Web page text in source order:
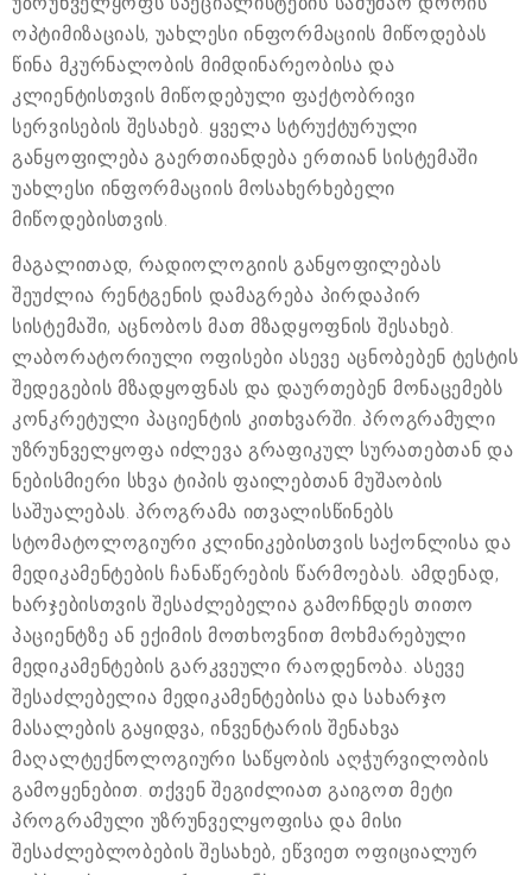
ოპტიმიზაციას, უახლესი ინფორმაციის მიწოდებას
წინა მკურნალობის მიმდინარეობისა და
კლიენტისთვის მიწოდებული ფაქტობრივი
სერვისების შესახებ. ყველა სტრუქტურული
განყოფილება გაერთიანდება ერთიან სისტემაში
უახლესი ინფორმაციის მოსახერხებელი
მიწოდებისთვის.
მაგალითად, რადიოლოგიის განყოფილებას
შეუძლია რენტგენის დამაგრება პირდაპირ
სისტემაში, აცნობოს მათ მზადყოფნის შესახებ.
ლაბორატორიული ოფისები ასევე აცნობებენ ტესტის
შედეგების მზადყოფნას და დაურთებენ მონაცემებს
კონკრეტული პაციენტის კითხვარში. პროგრამული
უზრუნველყოფა იძლევა გრაფიკულ სურათებთან და
ნებისმიერი სხვა ტიპის ფაილებთან მუშაობის
საშუალებას. პროგრამა ითვალისწინებს
სტომატოლოგიური კლინიკებისთვის საქონლისა და
მედიკამენტების ჩანაწერების წარმოებას. ამდენად,
ხარჯებისთვის შესაძლებელია გამოჩნდეს თითო
პაციენტზე ან ექიმის მოთხოვნით მოხმარებული
მედიკამენტების გარკვეული რაოდენობა. ასევე
შესაძლებელია მედიკამენტებისა და სახარჯო
მასალების გაყიდვა, ინვენტარის შენახვა
მაღალტექნოლოგიური საწყობის აღჭურვილობის
გამოყენებით. თქვენ შეგიძლიათ გაიგოთ მეტი
პროგრამული უზრუნველყოფისა და მისი
შესაძლებლობების შესახებ, ეწვიეთ ოფიციალურ